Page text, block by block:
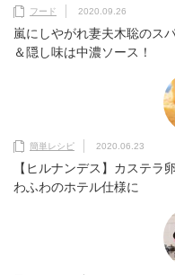
フード 2020.09.26
嵐にしやがれ妻夫木聡のス
＆隠し味は中濃ソース！
簡単レシピ 2020.06.23
【ヒルナンデス】カステラ
わふわのホテル仕様に